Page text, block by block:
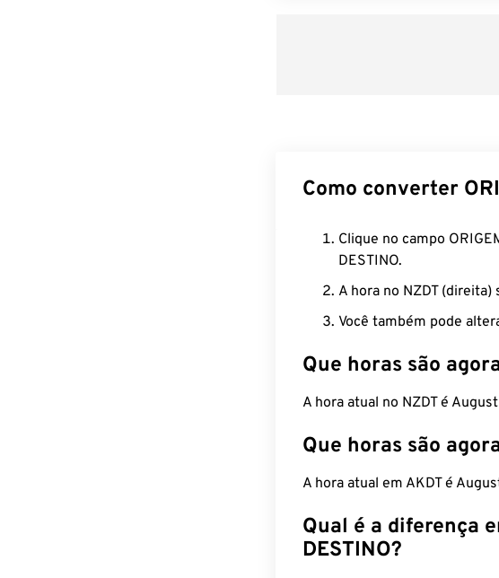
Como converter
Clique no campo
DESTINO.
A hora no NZDT
Você também pode
Que horas são
A hora atual no NZDT é
Que horas são
A hora atual em AKDT é
Qual é a diferença
DESTINO?